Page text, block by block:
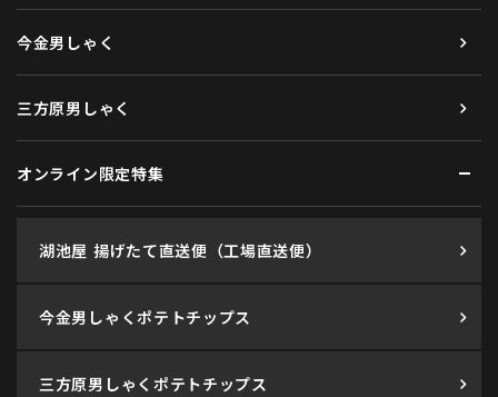
今金男しゃく
三方原男しゃく
オンライン限定特集
湖池屋 揚げたて直送便（工場直送便）
今金男しゃくポテトチップス
三方原男しゃくポテトチップス